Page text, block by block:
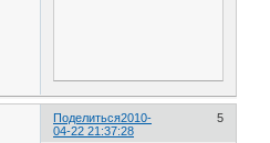
Поделиться 5
2010-
04-22 21:37:28